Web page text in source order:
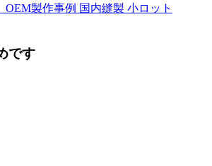
OEM製作事例 国内縫製 小ロット
です